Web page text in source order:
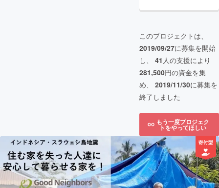
このプロジェクトは、
2019/09/27に募集を開始
し、 41 人の支援により
281,500円の資金を集
め、 2019/11/30に募集を
終了しました
もう一度プロジェク
トをやってほしい